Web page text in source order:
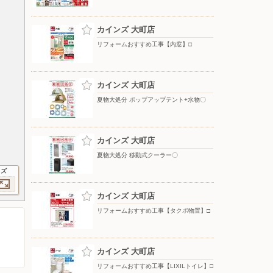
カインズ 大町店
リフォームおすすめ工事【内窓】□
カインズ 大町店
夏物大処分 ポップアップテント+水物〇
カインズ 大町店
夏物大処分 移動式クーラー〇
カインズ 大町店
リフォームおすすめ工事【タクボ物置】□
カインズ 大町店
リフォームおすすめ工事【LIXILトイレ】□